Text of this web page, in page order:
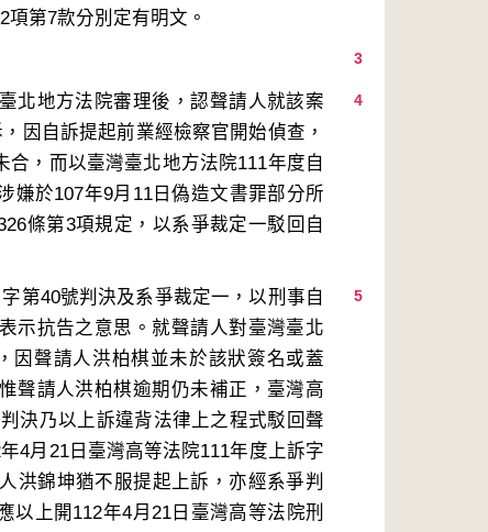
3
4
北地方法院審理後，認聲請人就該案
因自訴提起前業經檢察官開始偵查，
，而以臺灣臺北地方法院111年度自
嫌於107年9月11日偽造文書罪部分所
條第3項規定，以系爭裁定一駁回自
5
第40號判決及系爭裁定一，以刑事自
示抗告之意思。就聲請人對臺灣臺北
因聲請人洪柏棋並未於該狀簽名或蓋
聲請人洪柏棋逾期仍未補正，臺灣高
決乃以上訴違背法律上之程式駁回聲
4月21日臺灣高等法院111年度上訴字
洪錦坤猶不服提起上訴，亦經系爭判
上開112年4月21日臺灣高等法院刑